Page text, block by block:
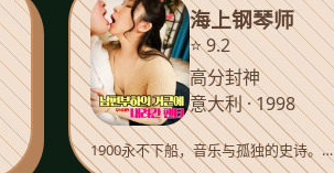
海上钢琴师
⭐ 9.2
高分封神
意大利 · 1998
1900永不下船，音乐与孤独的史诗。…